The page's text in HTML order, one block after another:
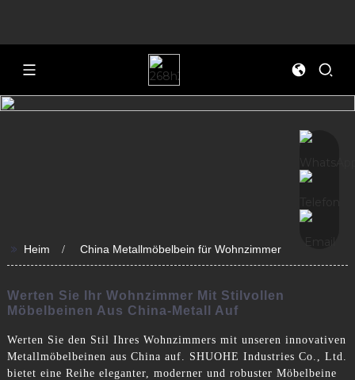
>> Heim China Metallmöbelbein für Wohnzimmer
Werten Sie Ihr Wohnzimmer Mit Stilvollen
Möbelbeinen Aus China-Metall Auf
Werten Sie den Stil Ihres Wohnzimmers mit unseren innovativen
Metallmöbelbeinen aus China auf. SHUOHE Industries Co., Ltd.
bietet eine Reihe eleganter, moderner und robuster Möbelbeine